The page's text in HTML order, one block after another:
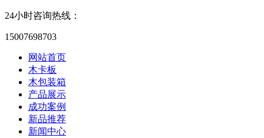
24小时咨询热线：
15007698703
网站首页
木卡板
木包装箱
产品展示
成功案例
新品推荐
新闻中心